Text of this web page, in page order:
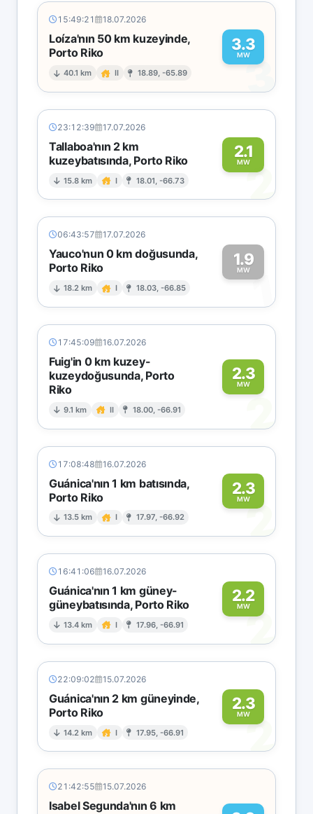
15:49:21 18.07.2026
Loíza'nın 50 km kuzeyinde,
Porto Riko
40.1 km II 18.89, -65.89
3.3
MW
3
23:12:39 17.07.2026
Tallaboa'nın 2 km
kuzeybatısında, Porto Riko
15.8 km I 18.01, -66.73
2.1
MW2
06:43:57 17.07.2026
Yauco'nun 0 km doğusunda,
Porto Riko
18.2 km I 18.03, -66.85
1.9
MW1
17:45:09 16.07.2026
Fuig'in 0 km kuzey-
kuzeydoğusunda, Porto
Riko
9.1 km II 18.00, -66.91
2.3
MW
2
17:08:48 16.07.2026
Guánica'nın 1 km batısında,
Porto Riko
13.5 km I 17.97, -66.92
2.3
MW2
16:41:06 16.07.2026
Guánica'nın 1 km güney-
güneybatısında, Porto Riko
13.4 km I 17.96, -66.91
2.2
MW
2
22:09:02 15.07.2026
Guánica'nın 2 km güneyinde,
Porto Riko
14.2 km I 17.95, -66.91
2.3
MW2
21:42:55 15.07.2026
Isabel Segunda'nın 6 km